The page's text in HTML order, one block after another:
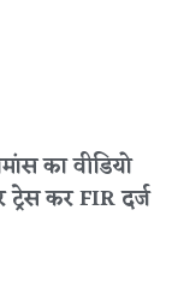
का वीडियो
कर FIR दर्ज